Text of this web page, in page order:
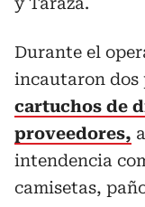
Durante el
incautaron dos
cartuchos de
proveedores,
intendencia
camisetas,